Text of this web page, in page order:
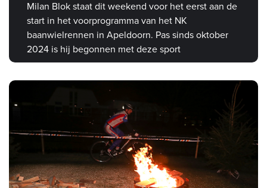
Milan Blok staat dit weekend voor het eerst aan de
start in het voorprogramma van het NK
baanwielrennen in Apeldoorn. Pas sinds oktober
2024 is hij begonnen met deze sport